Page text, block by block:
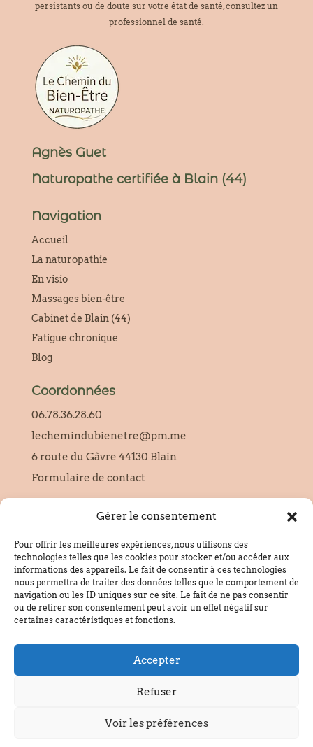
Gérer le consentement
Pour offrir les meilleures expériences, nous utilisons des
technologies telles que les cookies pour stocker et/ou accéder aux
informations des appareils. Le fait de consentir à ces technologies
nous permettra de traiter des données telles que le comportement de
navigation ou les ID uniques sur ce site. Le fait de ne pas consentir
ou de retirer son consentement peut avoir un effet négatif sur
certaines caractéristiques et fonctions.
Accepter
Refuser
Voir les préférences
persistants ou de doute sur votre état de santé, consultez un
professionnel de santé.
Agnès Guet
Naturopathe certifiée à Blain (44)
Navigation
Accueil
La naturopathie
En visio
Massages bien-être
Cabinet de Blain (44)
Fatigue chronique
Blog
Coordonnées
06.78.36.28.60
lechemindubienetre@pm.me
6 route du Gâvre 44130 Blain
Formulaire de contact
95228654000010
Informations
Politique de confidentialité
Mentions légales